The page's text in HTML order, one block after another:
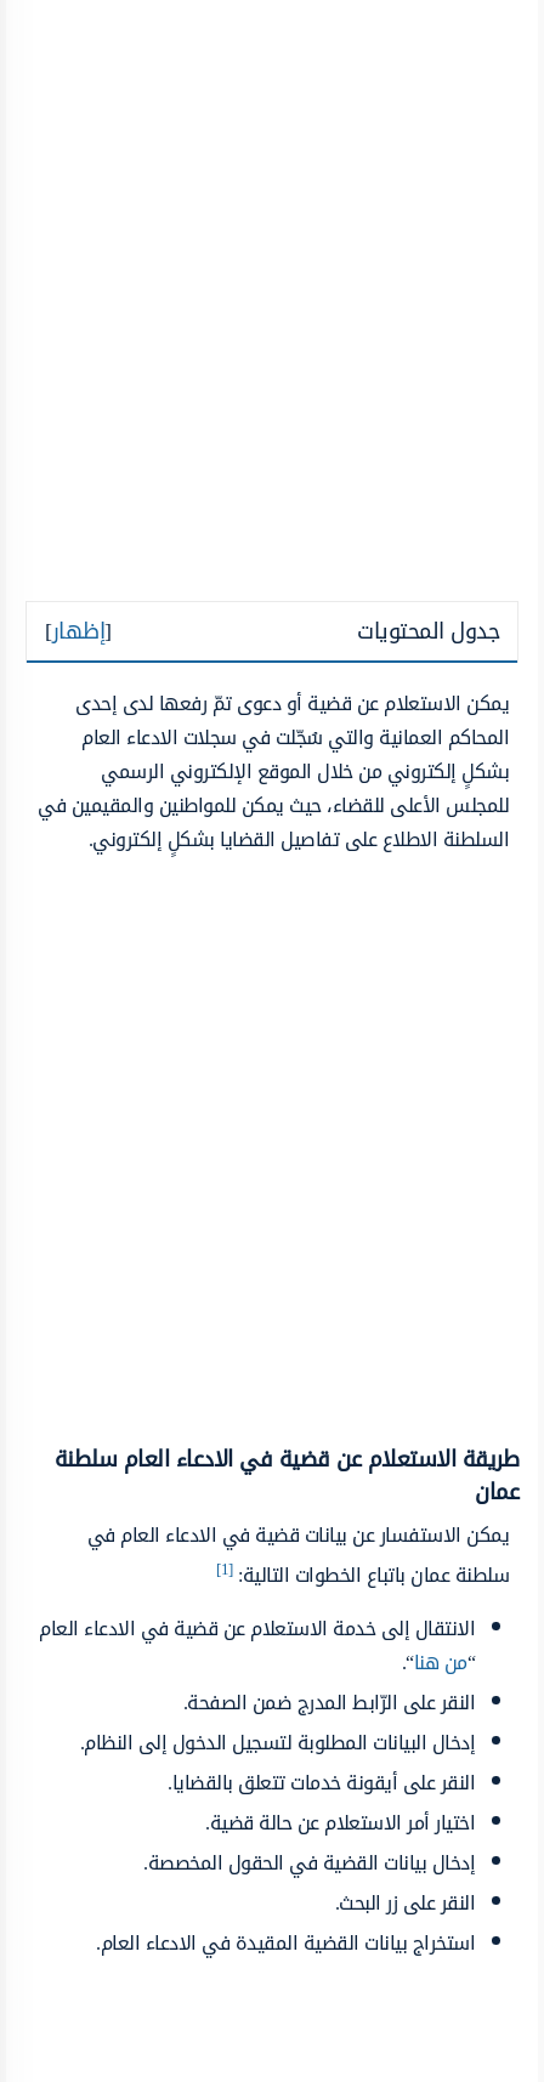
جدول المحتويات [إظهار]
يمكن الاستعلام عن قضية أو دعوى تمّ رفعها لدى إحدى
المحاكم العمانية والتي سُجّلت في سجلات الادعاء العام
بشكلٍ إلكتروني من خلال الموقع الإلكتروني الرسمي
للمجلس الأعلى للقضاء، حيث يمكن للمواطنين والمقيمين في
السلطنة الاطلاع على تفاصيل القضايا بشكلٍ إلكتروني.
طريقة الاستعلام عن قضية في الادعاء العام سلطنة
عمان
يمكن الاستفسار عن بيانات قضية في الادعاء العام في
سلطنة عمان باتباع الخطوات التالية:[1]
الانتقال إلى خدمة الاستعلام عن قضية في الادعاء العام
“من هنا“.
النقر على الرّابط المدرج ضمن الصفحة.
إدخال البيانات المطلوبة لتسجيل الدخول إلى النظام.
النقر على أيقونة خدمات تتعلق بالقضايا.
اختيار أمر الاستعلام عن حالة قضية.
إدخال بيانات القضية في الحقول المخصصة.
النقر على زر البحث.
استخراج بيانات القضية المقيدة في الادعاء العام.